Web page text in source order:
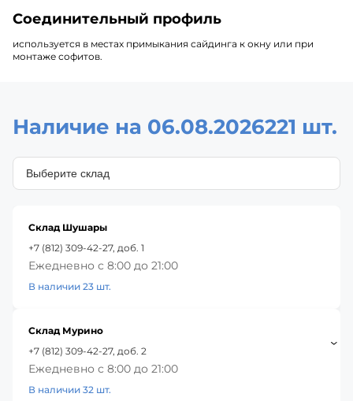
Соединительный профиль
используется в местах примыкания сайдинга к окну или при
монтаже софитов.
Наличие на 06.08.2026221 шт.
Склад Шушары
+7 (812) 309-42-27, доб. 1
Ежедневно с 8:00 до 21:00
В наличии 23 шт.
Склад Мурино
+7 (812) 309-42-27, доб. 2
Ежедневно с 8:00 до 21:00
В наличии 32 шт.